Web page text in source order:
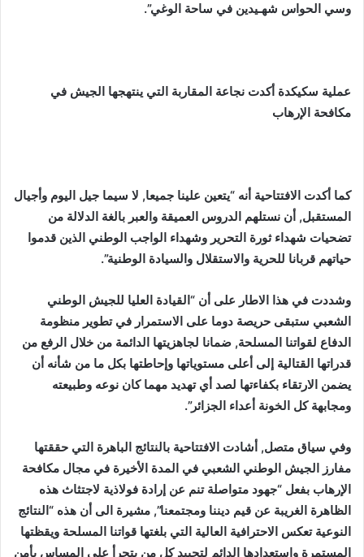
وسي الحواس شهـيدين في ساحة الوغي”.
عملية سكيكدة أكدت نجاعة المقاربة التي ينتهجها الجيش في
مكافحة الإرهاب
كما أكدت الافتتاحية أنه “يتعين علينا جميعا, لا سيما جيل اليوم وأجيال
المستقبل, أن نستلهم الدروس العميقة والعبر بالغة الدلالة من
تضحيات شهداء ثورة التحرير وشهداء الواجب الوطني الذين قدموا
حياتهم قربانا للحرية والاستقلال والسيادة الوطنية”.
وشددت في هذا الاطار على أن “القيادة العليا للجيش الوطني
الشعبي ستبقى حريصة دوما على الاستمرار في تطوير منظومة
الدفاع لقواتنا المسلحة, ضمانا لجاهزيتها الدائمة من خلال الرفع من
قدراتها القتالية إلى أعلى مستوياتها وإحاطتها بكل ما من شأنه أن
يضمن الارتقاء بكفاءتها لصد أي تهديد مهما كان نوعه وطبيعته
ومجابهة كل الخونة أعداء الجزائر”.
وفي سياق متصل, أشادت الافتتاحية بالنتائج الباهرة التي حققتها
مفارز الجيش الوطني الشعبي في المدة الأخيرة في مجال مكافحة
الإرهاب بفعل “جهود متواصلة تنم عن إرادة فولاذية لاجتثاث هذه
الظاهرة الغريبة عن قيم ديننا ومجتمعنا”, مشيرة الى أن هذه “النتائج
النوعية تعكس الاحترافية العالية التي بلغتها قواتنا المسلحة ويقظتها
المستمرة واستعدادها الدائم لتحييد كل من يتجرأ على المساس بأمن